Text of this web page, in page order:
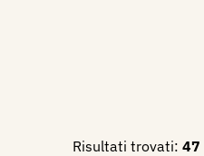
Risultati trovati: 47